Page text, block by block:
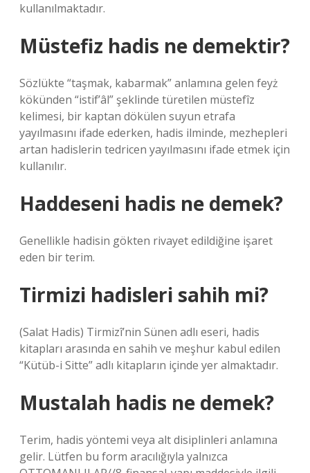
kullanılmaktadır.
Müstefiz hadis ne demektir?
Sözlükte “taşmak, kabarmak” anlamına gelen feyż
kökünden “istif’âl” şeklinde türetilen müstefîz
kelimesi, bir kaptan dökülen suyun etrafa
yayılmasını ifade ederken, hadis ilminde, mezhepleri
artan hadislerin tedricen yayılmasını ifade etmek için
kullanılır.
Haddeseni hadis ne demek?
Genellikle hadisin gökten rivayet edildiğine işaret
eden bir terim.
Tirmizi hadisleri sahih mi?
(Salat Hadis) Tirmizî’nin Sünen adlı eseri, hadis
kitapları arasında en sahih ve meşhur kabul edilen
“Kütüb-i Sitte” adlı kitapların içinde yer almaktadır.
Mustalah hadis ne demek?
Terim, hadis yöntemi veya alt disiplinleri anlamına
gelir. Lütfen bu form aracılığıyla yalnızca